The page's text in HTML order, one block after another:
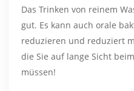
Das Trinken von reinem
gut. Es kann auch orale
reduzieren und reduziert
die Sie auf lange Sicht
müssen!